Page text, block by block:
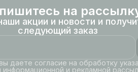
на
акции и новости и
следующий заказ
даете согласие на обработку
информационной и рекламной